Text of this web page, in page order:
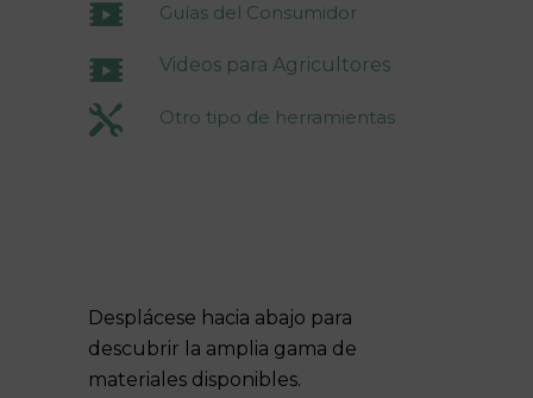
Guías del Consumidor
Videos para Agricultores
Otro tipo de herramientas
Desplácese hacia abajo para
descubrir la amplia gama de
materiales disponibles.